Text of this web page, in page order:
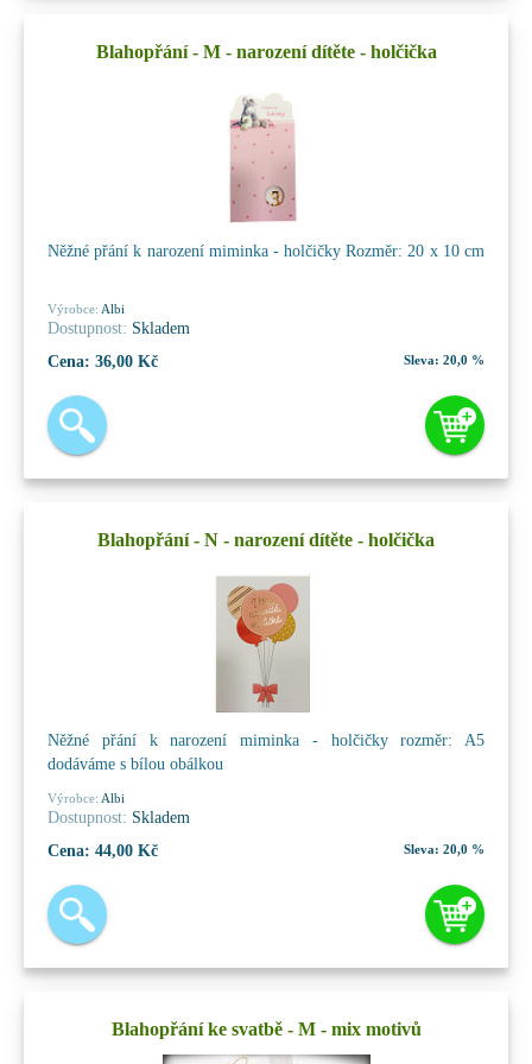
Blahopřání - M - narození dítěte - holčička
Něžné přání k narození miminka - holčičky Rozměr: 20 x 10 cm
Výrobce: Albi
Dostupnost: Skladem
Cena: 36,00 Kč Sleva: 20,0 %
Blahopřání - N - narození dítěte - holčička
Něžné přání k narození miminka - holčičky rozměr: A5
dodáváme s bílou obálkou
Výrobce: Albi
Dostupnost: Skladem
Cena: 44,00 Kč Sleva: 20,0 %
Blahopřání ke svatbě - M - mix motivů